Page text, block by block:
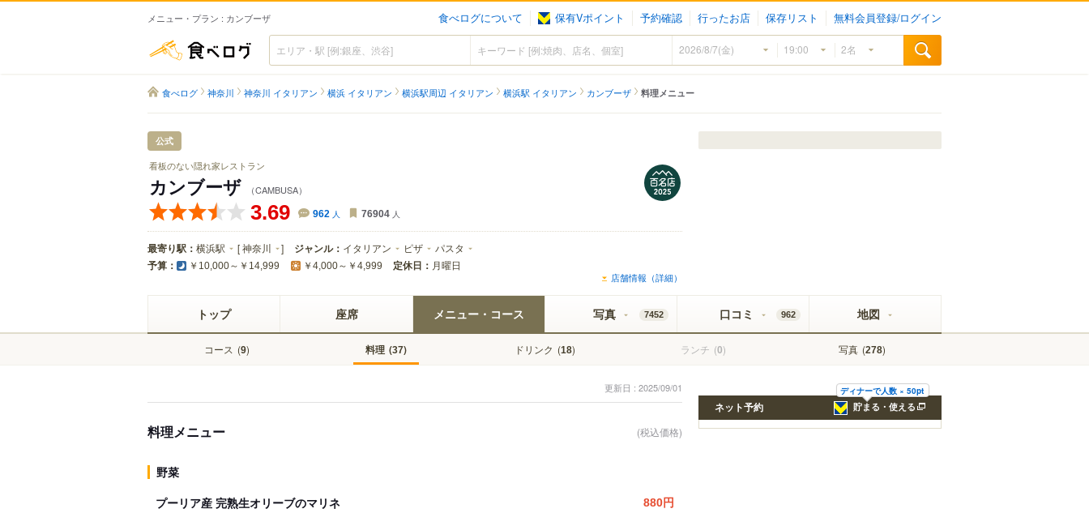
メニュー・プラン : カンブーザ 食べログについて 保有Vポイント 予約確認 行ったお店 保存リスト 無料会員登録/ログイン
食べログ
食べログ 神奈川 神奈川 イタリアン 横浜 イタリアン 横浜駅周辺 イタリアン 横浜駅 イタリアン カンブーザ 料理メニュー
公式
看板のない隠れ家レストラン
カンブーザ （CAMBUSA）
3.69 962 人 76904 人
最寄り駅： 横浜駅 [神奈川 ] ジャンル： イタリアン ピザ パスタ
予算： ￥10,000～￥14,999 ￥4,000～￥4,999 定休日： 月曜日
店舗情報（詳細）
トップ 座席 メニュー・コース
コース (9) 料理 (37) ドリンク (18) ランチ (0) 写真 (278)
写真 7452 口コミ 962 地図
更新日 : 2025/09/01
料理メニュー (税込価格)
野菜
プーリア産 完熟生オリーブのマリネ
880円
ディナーで人数 × 50pt
貯まる・使える
ネット予約